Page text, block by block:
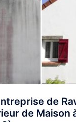
de
de Maison